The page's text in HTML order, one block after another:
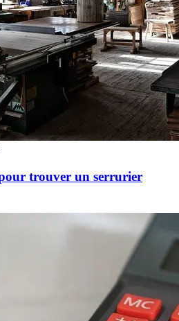
pour trouver un serrurier